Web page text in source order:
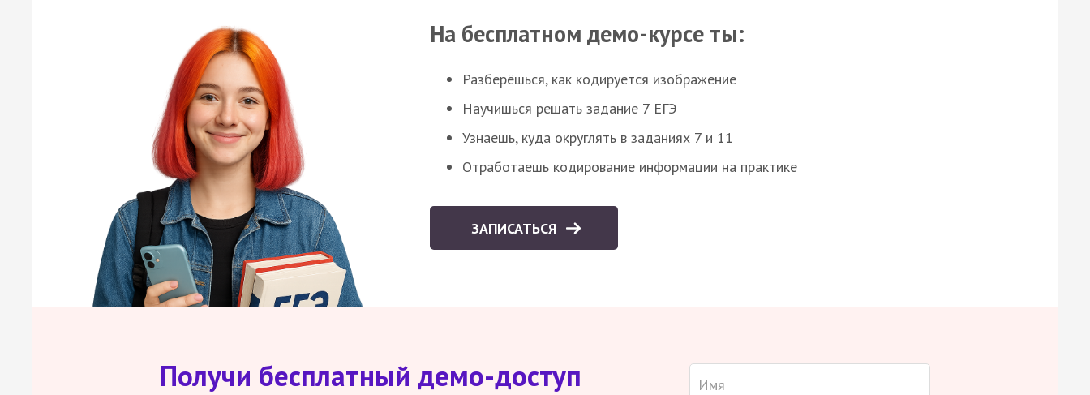
На бесплатном демо-курсе ты:
Разберёшься, как кодируется изображение
Научишься решать задание 7 ЕГЭ
Узнаешь, куда округлять в заданиях 7 и 11
Отработаешь кодирование информации на практике
ЗАПИСАТЬСЯ
Получи бесплатный демо-доступ